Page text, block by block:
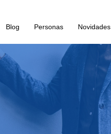
Blog Personas Novidades